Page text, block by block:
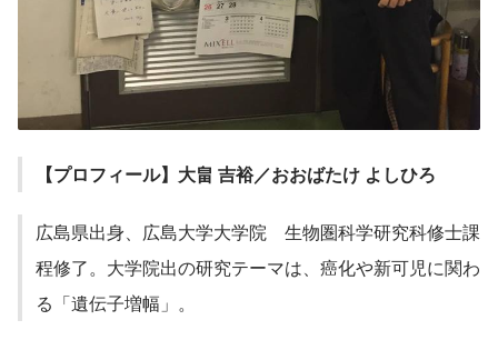
【プロフィール】大畠 吉裕／おおばたけ よしひろ
広島県出身、広島大学大学院　生物圏科学研究科修士課
程修了。大学院出の研究テーマは、癌化や新可児に関わ
る「遺伝子増幅」。